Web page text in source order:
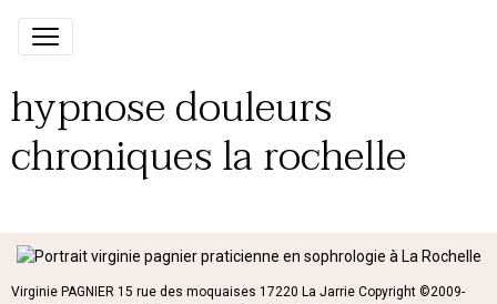
hypnose douleurs
chroniques la rochelle
Virginie PAGNIER 15 rue des moquaises 17220 La Jarrie Copyright ©2009-